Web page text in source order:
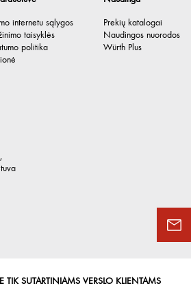
Taip
,
internetu sąlygos
taisyklės
politika
Prekių katalogai
Naudingos nuorodos
Würth Plus
TIK SUTARTINIAMS VERSLO KLIENTAMS